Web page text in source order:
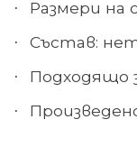
· Размери на
· Състав:
· Подходящо
·